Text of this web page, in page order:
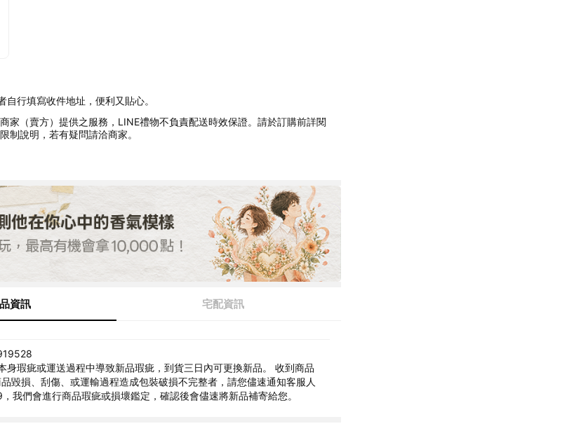
自行填寫收件地址，便利又貼心。
商家（賣方）提供之服務，LINE禮物不負責配送時效保證。請於訂購前詳閱
制說明，若有疑問請洽商家。
資訊 宅配資訊
身瑕疵或運送過程中導致新品瑕疵，到貨三日內可更換新品。 收到商品
毀損、刮傷、或運輸過程造成包裝破損不完整者，請您儘速通知客服人
我們會進行商品瑕疵或損壞鑑定，確認後會儘速將新品補寄給您。